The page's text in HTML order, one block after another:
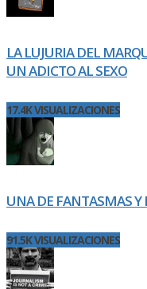
LA LUJURIA DEL
UN ADICTO AL SEXO
17.4K VISUALIZACIONES
UNA DE FANTASMAS Y
91.5K VISUALIZACIONES